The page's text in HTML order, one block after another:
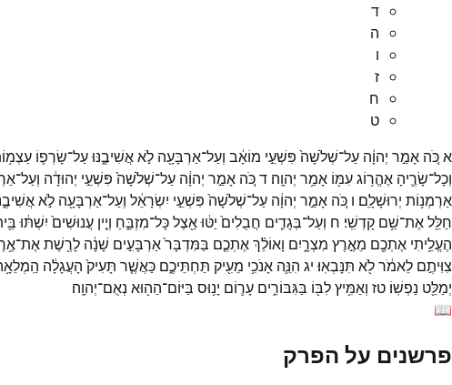
ד
ה
ו
ז
ח
ט
אכֹּ֚ה אָמַ֣ר יְהוָ֔ה עַל־שְׁלֹשָׁה֙ פִּשְׁעֵ֣י מוֹאָ֔ב וְעַל־אַרְבָּעָ֖ה לֹ֣אאֲשִׁיבֶ֑נּוּעַל־שָׂרְפ֛וֹ
וְכָל־שָׂרֶ֛יהָ אֶהֱר֥וֹגעִמּ֖וֹ אָמַ֥ר יְהוָֽה׃ דכֹּ֚ה אָמַ֣ר יְהוָ֔ה עַל־שְׁלֹשָׁה֙ פִּשְׁעֵ֣י יְהוּדָ֔ה וְעַל־
אַרְמְנ֥וֹת יְרוּשָׁלִָֽם׃ ו כֹּ֚ה אָמַ֣ר יְהוָ֔ה עַל־שְׁלֹשָׁה֙ פִּשְׁעֵ֣י יִשְׂרָאֵ֔ל וְעַל־אַרְבָּעָ֖ה לֹ֣א
חַלֵּ֖לאֶת־שֵׁ֥ם קָדְשִֽׁי׃ ח וְעַל־בְּגָדִ֤ים חֲבֻלִים֙ יַטּ֔וּאֵ֖צֶלכָּל־מִזְבֵּ֑חַ וְיֵ֤ין עֲנוּשִׁים֙ יִשְׁתּ֔וּ
הֶעֱלֵ֥יתִי אֶתְכֶ֖ם מֵאֶ֣רֶץ מִצְרָ֑יִם וָאוֹלֵ֨ךְאֶתְכֶ֤ם בַּמִּדְבָּר֙אַרְבָּעִ֣ים שָׁנָ֔ה לָרֶ֖שֶׁתאֶת־
צִוִּיתֶ֣ם לֵאמֹ֔רלֹ֖א תִּנָּבְאֽוּ׃ יג הִנֵּ֛ה אָנֹכִ֥י מֵעִ֖יק תַּחְתֵּיכֶ֑ם כַּאֲשֶׁ֤ר תָּעִיק֙ הָעֲגָלָ֔ה
יְמַלֵּ֖ט נַפְשֽׁוֹ׃ טז וְאַמִּ֥יץלִבּ֖וֹ בַּגִּבּוֹרִ֑ים עָר֛וֹם יָנ֥וּס בַּיּוֹם־הַה֖וּא נְאֻם־יְהוָֽה׃
📖
פרשנים על הפרק